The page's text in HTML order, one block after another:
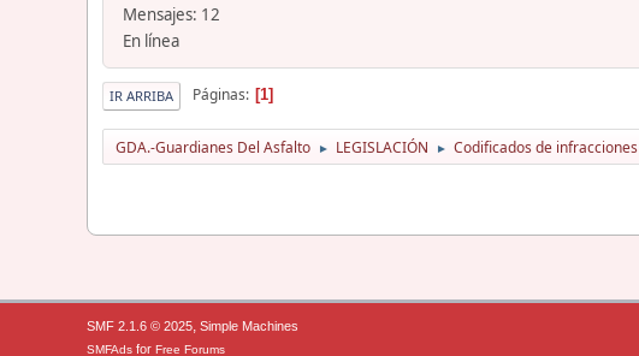
Mensajes: 12
En línea
IR ARRIBA Páginas 1
GDA.-Guardianes Del Asfalto ► LEGISLACIÓN ► Codificados de infracciones
SMF 2.1.6 © 2025, Simple Machines
SMFAds for Free Forums